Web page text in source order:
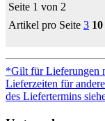
Seite 1 von 2
Artikel pro Seite 3 10
*Gilt für Lieferungen
Lieferzeiten für
des Liefertermins